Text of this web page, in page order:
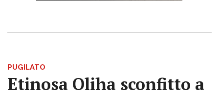
PUGILATO
Etinosa Oliha sconfitto a